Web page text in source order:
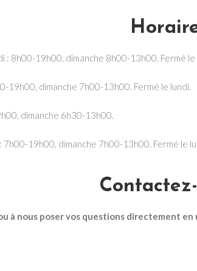
: 8h00-19h00, dimanche 8h00-13h00. Fermé le
19h00, dimanche 7h00-13h00. Fermé le lundi.
dimanche 6h30-13h00.
7h00-19h00, dimanche 7h00-13h00. Fermé le
à nous poser vos questions directement